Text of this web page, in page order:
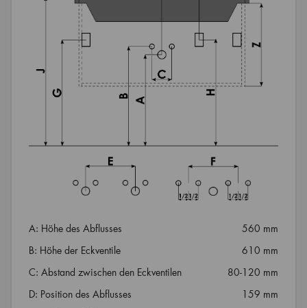
A: Höhe des Abflusses
560 mm
B: Höhe der Eckventile
610 mm
C: Abstand zwischen den Eckventilen
80-120 mm
D: Position des Abflusses
159 mm